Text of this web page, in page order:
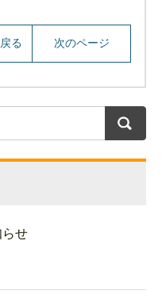
る 次のページ
らせ